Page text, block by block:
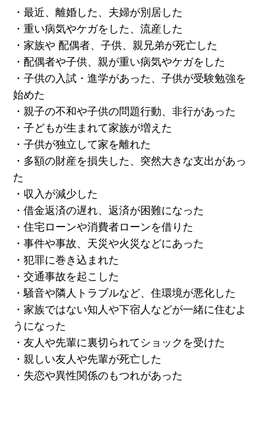
・最近、離婚した、夫婦が別居した
・重い病気やケガをした、流産した
・家族や 配偶者、子供、親兄弟が死亡した
・配偶者や子供、親が重い病気やケガをした
・子供の入試・進学があった、子供が受験勉強を
始めた
・親子の不和や子供の問題行動、非行があった
・子どもが生まれて家族が増えた
・子供が独立して家を離れた
・多額の財産を損失した、突然大きな支出があっ
た
・収入が減少した
・借金返済の遅れ、返済が困難になった
・住宅ローンや消費者ローンを借りた
・事件や事故、天災や火災などにあった
・犯罪に巻き込まれた
・交通事故を起こした
・騒音や隣人トラブルなど、住環境が悪化した
・家族ではない知人や下宿人などが一緒に住むよ
うになった
・友人や先輩に裏切られてショックを受けた
・親しい友人や先輩が死亡した
・失恋や異性関係のもつれがあった